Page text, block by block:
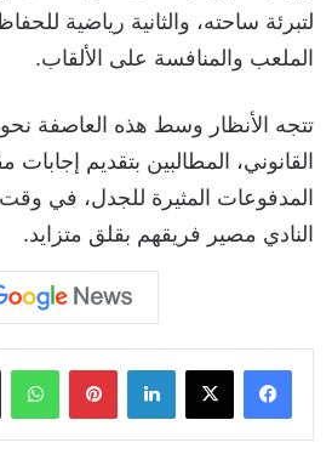
لتبرئة ساحته، والثانية رياضية
الملعب والمنافسة على الألقاب.
تتجه الأنظار وسط هذه العاصفة نحو
القانوني، المطالبين بتقديم
المدفوعات المثيرة للجدل، في
النادي مصير فريقهم بقلق متزايد.
لينكدإن بينتيريست